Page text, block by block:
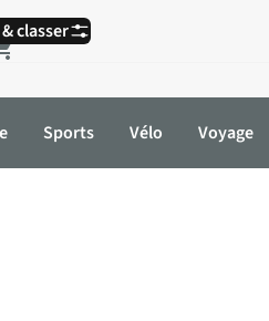
Shopping cart
Sports Vélo Voyage
classer